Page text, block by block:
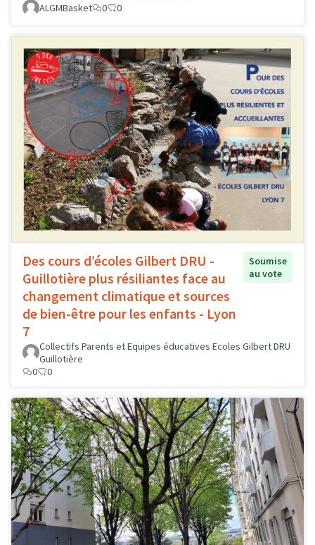
ALGMBasket 0 0
Des cours d’écoles Gilbert DRU -
Guillotière plus résiliantes face au
changement climatique et sources
de bien-être pour les enfants - Lyon
7
Soumise
au vote
Collectifs Parents et Equipes éducatives Ecoles Gilbert DRU
Guillotière
0
0